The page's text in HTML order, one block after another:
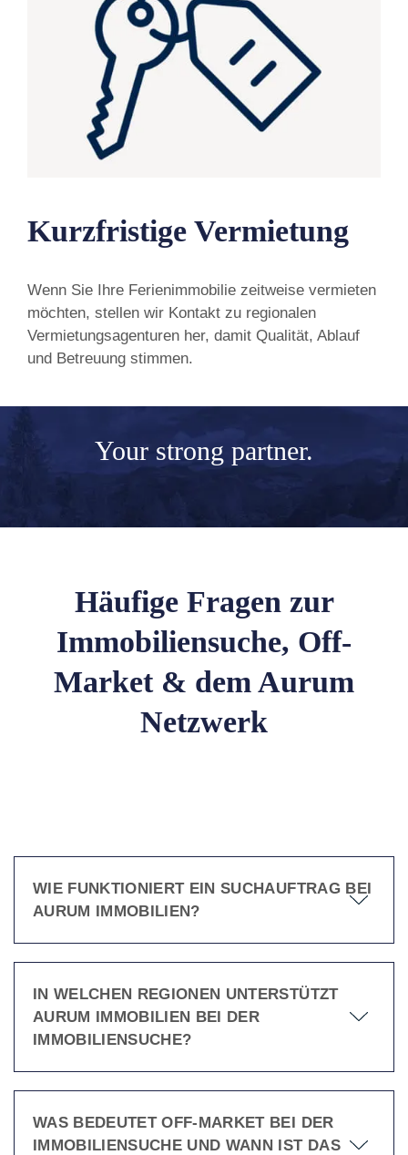
Kurzfristige Vermietung
Wenn Sie Ihre Ferienimmobilie zeitweise vermieten
möchten, stellen wir Kontakt zu regionalen
Vermietungsagenturen her, damit Qualität, Ablauf
und Betreuung stimmen.
Your strong partner.
Häufige Fragen zur
Immobiliensuche, Off-
Market & dem Aurum
Netzwerk
WIE FUNKTIONIERT EIN SUCHAUFTRAG BEI
AURUM IMMOBILIEN?
IN WELCHEN REGIONEN UNTERSTÜTZT
AURUM IMMOBILIEN BEI DER
IMMOBILIENSUCHE?
WAS BEDEUTET OFF-MARKET BEI DER
IMMOBILIENSUCHE UND WANN IST DAS